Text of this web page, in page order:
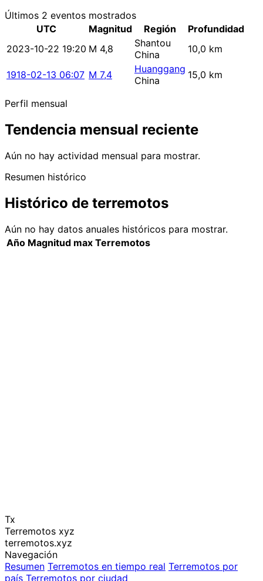
Últimos 2 eventos mostrados
UTC
Magnitud Región
Profundidad
2023-10-22 19:20 M 4,8
Shantou
China
10,0 km
1918-02-13 06:07 M 7,4
Huanggang
China
15,0 km
Perfil mensual
Tendencia mensual reciente
Aún no hay actividad mensual para mostrar.
Resumen histórico
Histórico de terremotos
Aún no hay datos anuales históricos para mostrar.
Año Magnitud max Terremotos
Tx
Terremotos xyz
terremotos.xyz
Navegación
Resumen Terremotos en tiempo real Terremotos por
país Terremotos por ciudad